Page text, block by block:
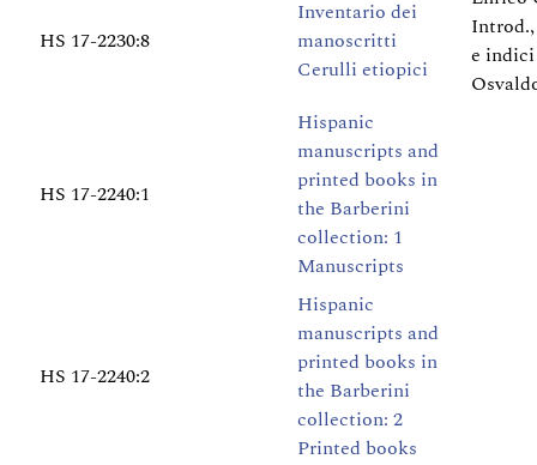
HS 17-2230:8
Inventario dei
manoscritti
Cerulli etiopici
e
HS 17-2240:1
Hispanic
manuscripts and
printed books in
the Barberini
collection: 1
Manuscripts
HS 17-2240:2
Hispanic
manuscripts and
printed books in
the Barberini
collection: 2
Printed books